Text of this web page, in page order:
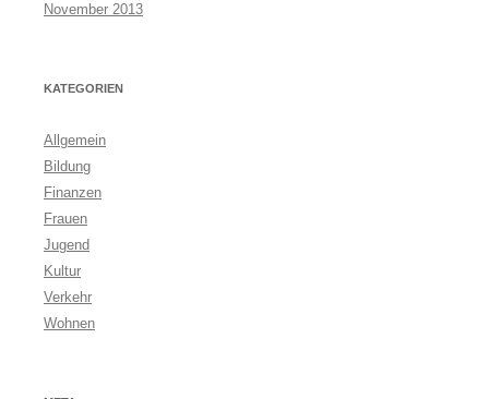
November 2013
KATEGORIEN
Allgemein
Bildung
Finanzen
Frauen
Jugend
Kultur
Verkehr
Wohnen